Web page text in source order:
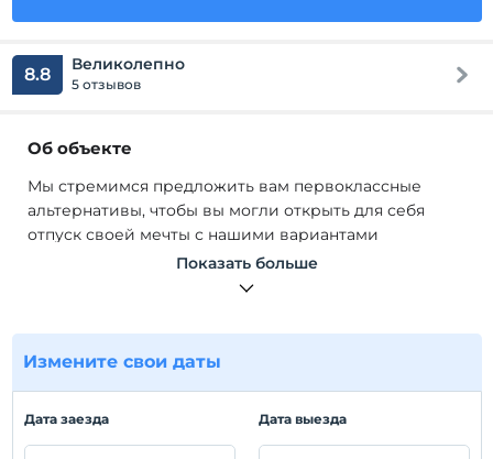
8.8 Великолепно
5 отзывов
Об объекте
Мы стремимся предложить вам первоклассные
альтернативы, чтобы вы могли открыть для себя
отпуск своей мечты с нашими вариантами
размещения Ada Dreams, где мы мечтаем создать
комфортные пространства для нужд наших
Мы будем рады принять вас, наши уважаемые гости,
в 4 номерах люкс площадью 40 м2 для 2 человек и 1
великолепный вид на залив Фетхие, где вы можете
приятно провести время, расслабляясь.
Показать больше
Измените свои даты
Дата заезда Дата выезда